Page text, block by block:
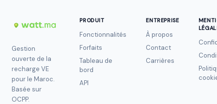
Gestion
ouverte de la
recharge VE
pour le Maroc.
Basée sur
OCPP.
PRODUIT
Fonctionnalités
Forfaits
Tableau de
bord
API
ENTREPRISE
À propos
Contact
Carrières